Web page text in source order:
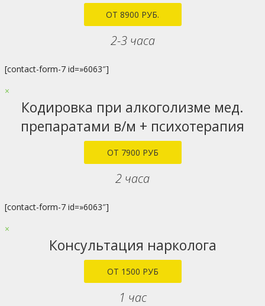
ОТ 8900 РУБ.
2-3 часа
[contact-form-7 id=»6063″]
×
Кодировка при алкоголизме мед.
препаратами в/м + психотерапия
ОТ 7900 РУБ
2 часа
[contact-form-7 id=»6063″]
×
Консультация нарколога
ОТ 1500 РУБ
1 час